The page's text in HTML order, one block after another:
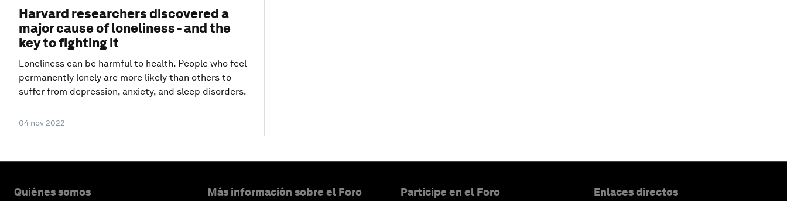
Harvard researchers discovered a
major cause of loneliness - and the
key to fighting it
Loneliness can be harmful to health. People who feel
permanently lonely are more likely than others to
suffer from depression, anxiety, and sleep disorders.
04 nov 2022
Quiénes somos Más información sobre el Foro Participe en el Foro Enlaces directos